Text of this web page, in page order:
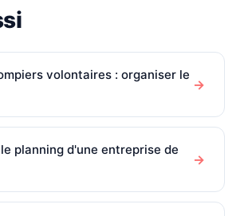
volontaires : organiser le
→
planning d'une entreprise de
→